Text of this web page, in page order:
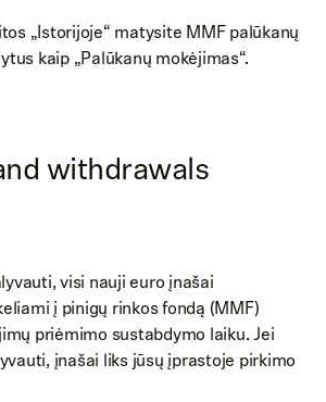
„Istorijoje“ matysite MMF palūkanų
kaip „Palūkanų mokėjimas“.
withdrawals
visi nauji euro įnašai
į pinigų rinkos fondą (MMF)
priėmimo sustabdymo laiku. Jei
įnašai liks jūsų įprastoje pirkimo